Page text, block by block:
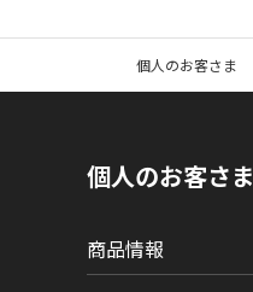
ト
個人のお客さま
個人のお客さま
商品情報